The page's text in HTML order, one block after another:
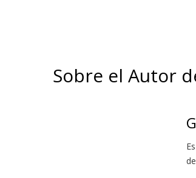
Sobre el Autor